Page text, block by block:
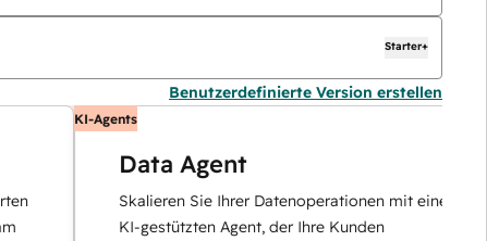
Starter+
Benutzerdefinierte Version erstellen
KI-Agents
Data Agent
Skalieren Sie Ihrer Datenoperationen mit einem
KI-gestützten Agent, der Ihre Kunden